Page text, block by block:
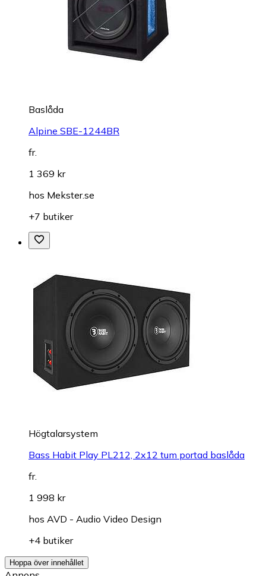
Baslåda
Alpine SBE-1244BR
fr.
1 369 kr
hos Mekster.se
+7 butiker
Högtalarsystem
Bass Habit Play PL212, 2x12 tum portad baslåda
fr.
1 998 kr
hos AVD - Audio Video Design
+4 butiker
Hoppa över innehållet